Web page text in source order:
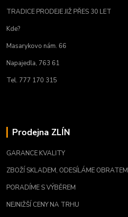
TRADICE PRODEJE JIŽ PŘES 30 LET
Kde?
Masarykovo nám. 66
Napajedla, 763 61
Tel. 777 170 315
Prodejna ZLÍN
GARANCE KVALITY
ZBOŽÍ SKLADEM, ODESÍLÁME OBRATEM
PORADÍME S VÝBĚREM
NEJNIŽŠÍ CENY NA TRHU